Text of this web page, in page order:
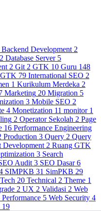
Backend Development 2
2 Database Server 5
2 Git 2 GTK 10 Guru 148
79 International SEO 2
1 Kurikulum Merdeka 2
Marketing 20 Migration 5
3 Mobile SEO 2
4 Monetization 11 monitor 1
2 Operator Sekolah 2 Page
16 Performance Engineering
Production 3 Query 2 Query
Development 2 Ruang GTK
3 Search
Audit 3 SEO Dasar 6
SIMPKB 31 SimPKB 29
Tech 20 Technical 2 Theme 1
2 UX 2 Validasi 2 Web
Performance 5 Web Security 4
19